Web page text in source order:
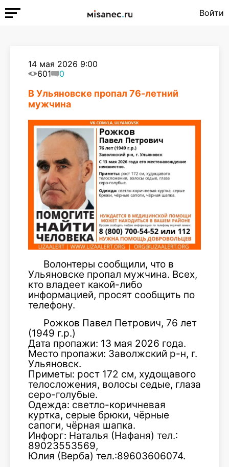
Войти
14 мая 2026 9:00
601
0
В Ульяновске пропал 76-летний
мужчина
Волонтеры сообщили, что в
Ульяновске пропал мужчина. Всех,
кто владеет какой-либо
информацией, просят сообщить по
телефону.
Рожков Павел Петрович, 76 лет
(1949 г.р.)
Дата пропажи: 13 мая 2026 года.
Место пропажи: Заволжский р-н, г.
Ульяновск.
Приметы: рост 172 см, худощавого
телосложения, волосы седые, глаза
серо-голубые.
Одежда: светло-коричневая
куртка, серые брюки, чёрные
сапоги, чёрная шапка.
Инфорг: Наталья (Нафаня) тел.:
89023553569,
Юлия (Верба) тел.:89603606074.